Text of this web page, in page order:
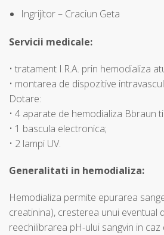
Ingrijitor – Craciun Geta
Servicii medicale:
• tratament I.R.A. prin hemodializa
• montarea de dispozitive
Dotare:
• 4 aparate de hemodializa Bbraun
• 1 bascula electronica;
• 2 lampi UV.
Generalitati in hemodializa:
Hemodializa permite epurarea
creatinina), cresterea unui eventual
reechilibrarea pH-ului sangvin in